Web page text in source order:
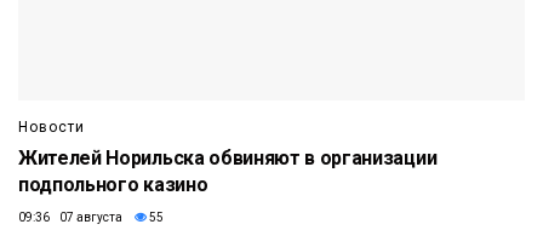
Новости
Жителей Норильска обвиняют в организации
подпольного казино
09:36 07 августа 55